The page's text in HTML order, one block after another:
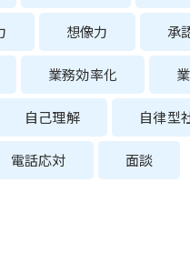
想像力 承
業務効率化
自己理解 自律型
電話応対 面談